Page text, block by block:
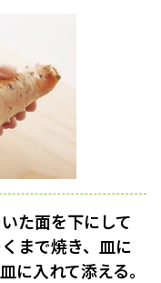
た面を下にして
まで焼き、皿に
に入れて添える。